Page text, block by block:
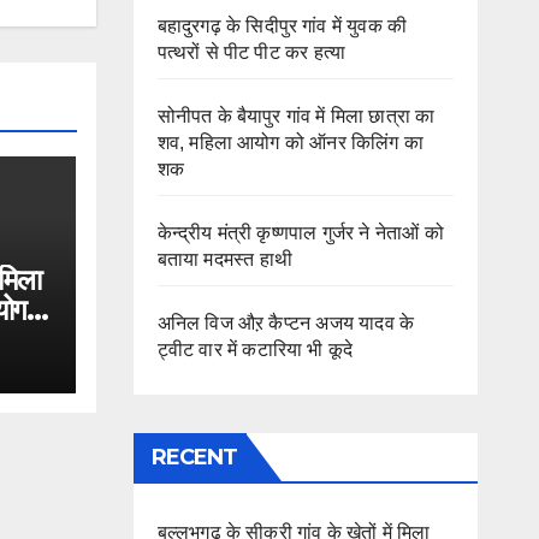
बहादुरगढ़ के सिदीपुर गांव में युवक की
पत्थरों से पीट पीट कर हत्या
सोनीपत के बैयापुर गांव में मिला छात्रा का
शव, महिला आयोग को ऑनर किलिंग का
शक
केन्द्रीय मंत्री कृष्णपाल गुर्जर ने नेताओं को
बताया मदमस्त हाथी
अनिल विज औऱ कैप्टन अजय यादव के
ट्वीट वार में कटारिया भी कूदे
RECENT
बल्लभगढ़ के सीकरी गांव के खेतों में मिला